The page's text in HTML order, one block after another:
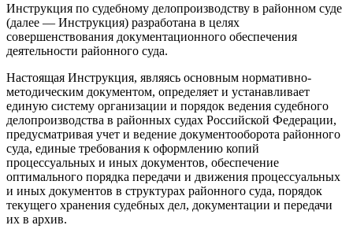
Инструкция по судебному делопроизводству в районном суде
(далее — Инструкция) разработана в целях
совершенствования документационного обеспечения
деятельности районного суда.
Настоящая Инструкция, являясь основным нормативно-
методическим документом, определяет и устанавливает
единую систему организации и порядок ведения судебного
делопроизводства в районных судах Российской Федерации,
предусматривая учет и ведение документооборота районного
суда, единые требования к оформлению копий
процессуальных и иных документов, обеспечение
оптимального порядка передачи и движения процессуальных
и иных документов в структурах районного суда, порядок
текущего хранения судебных дел, документации и передачи
их в архив.